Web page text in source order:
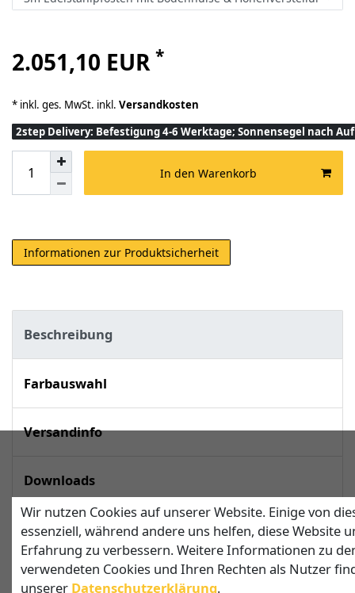
2.051,10 EUR *
* inkl. ges. MwSt. inkl. Versandkosten
2step Delivery: Befestigung 4-6 Werktage; Sonnensegel nach
In den Warenkorb
Informationen zur Produktsicherheit
Beschreibung
Farbauswahl
Versandinfo
Downloads
techn. Daten
Wir nutzen Cookies auf unserer Website. Einige von
essenziell, während andere uns helfen, diese Website
Erfahrung zu verbessern. Weitere Informationen zu
verwendeten Cookies und Ihren Rechten als Nutzer
unserer Daten­schutz­erklärung.